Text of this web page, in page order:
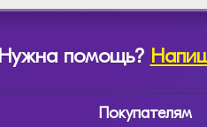
Нужна помощь?
Покупателям